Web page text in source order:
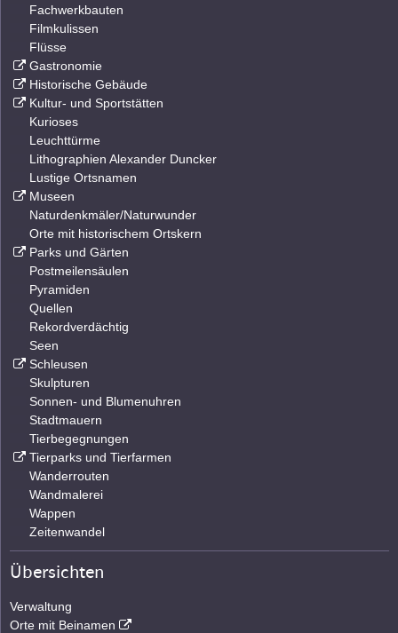
Fachwerkbauten
Filmkulissen
Flüsse
Gastronomie
Historische Gebäude
Kultur- und Sportstätten
Kurioses
Leuchttürme
Lithographien Alexander Duncker
Lustige Ortsnamen
Museen
Naturdenkmäler/Naturwunder
Orte mit historischem Ortskern
Parks und Gärten
Postmeilensäulen
Pyramiden
Quellen
Rekordverdächtig
Seen
Schleusen
Skulpturen
Sonnen- und Blumenuhren
Stadtmauern
Tierbegegnungen
Tierparks und Tierfarmen
Wanderrouten
Wandmalerei
Wappen
Zeitenwandel
Übersichten
Verwaltung
Orte mit Beinamen